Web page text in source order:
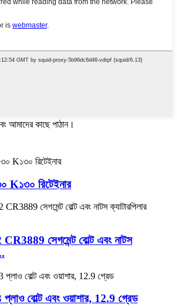
আমাদের কাছে পাঠান।
K১৩০ রিটেইনার
সেগমেন্ট বোল্ট এবং নাটস
বোল্ট এবং ওয়াশার, 12.9 গ্রেড